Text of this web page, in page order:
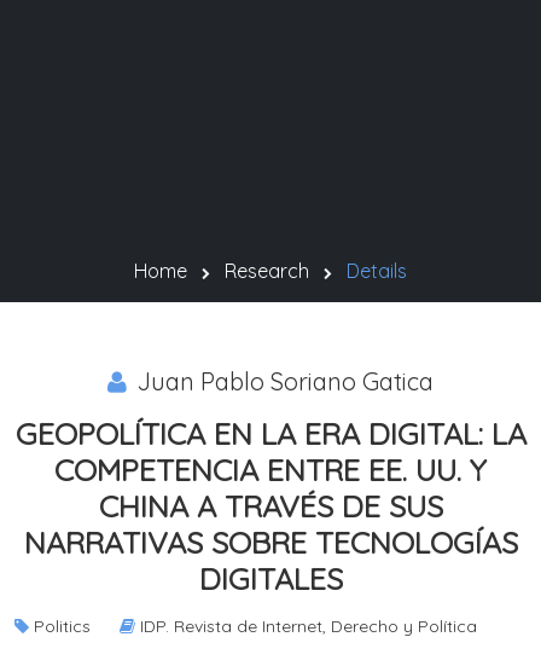
Home Research Details
Juan Pablo Soriano Gatica
GEOPOLÍTICA EN LA ERA DIGITAL: LA
COMPETENCIA ENTRE EE. UU. Y
CHINA A TRAVÉS DE SUS
NARRATIVAS SOBRE TECNOLOGÍAS
DIGITALES
Politics IDP. Revista de Internet, Derecho y Política